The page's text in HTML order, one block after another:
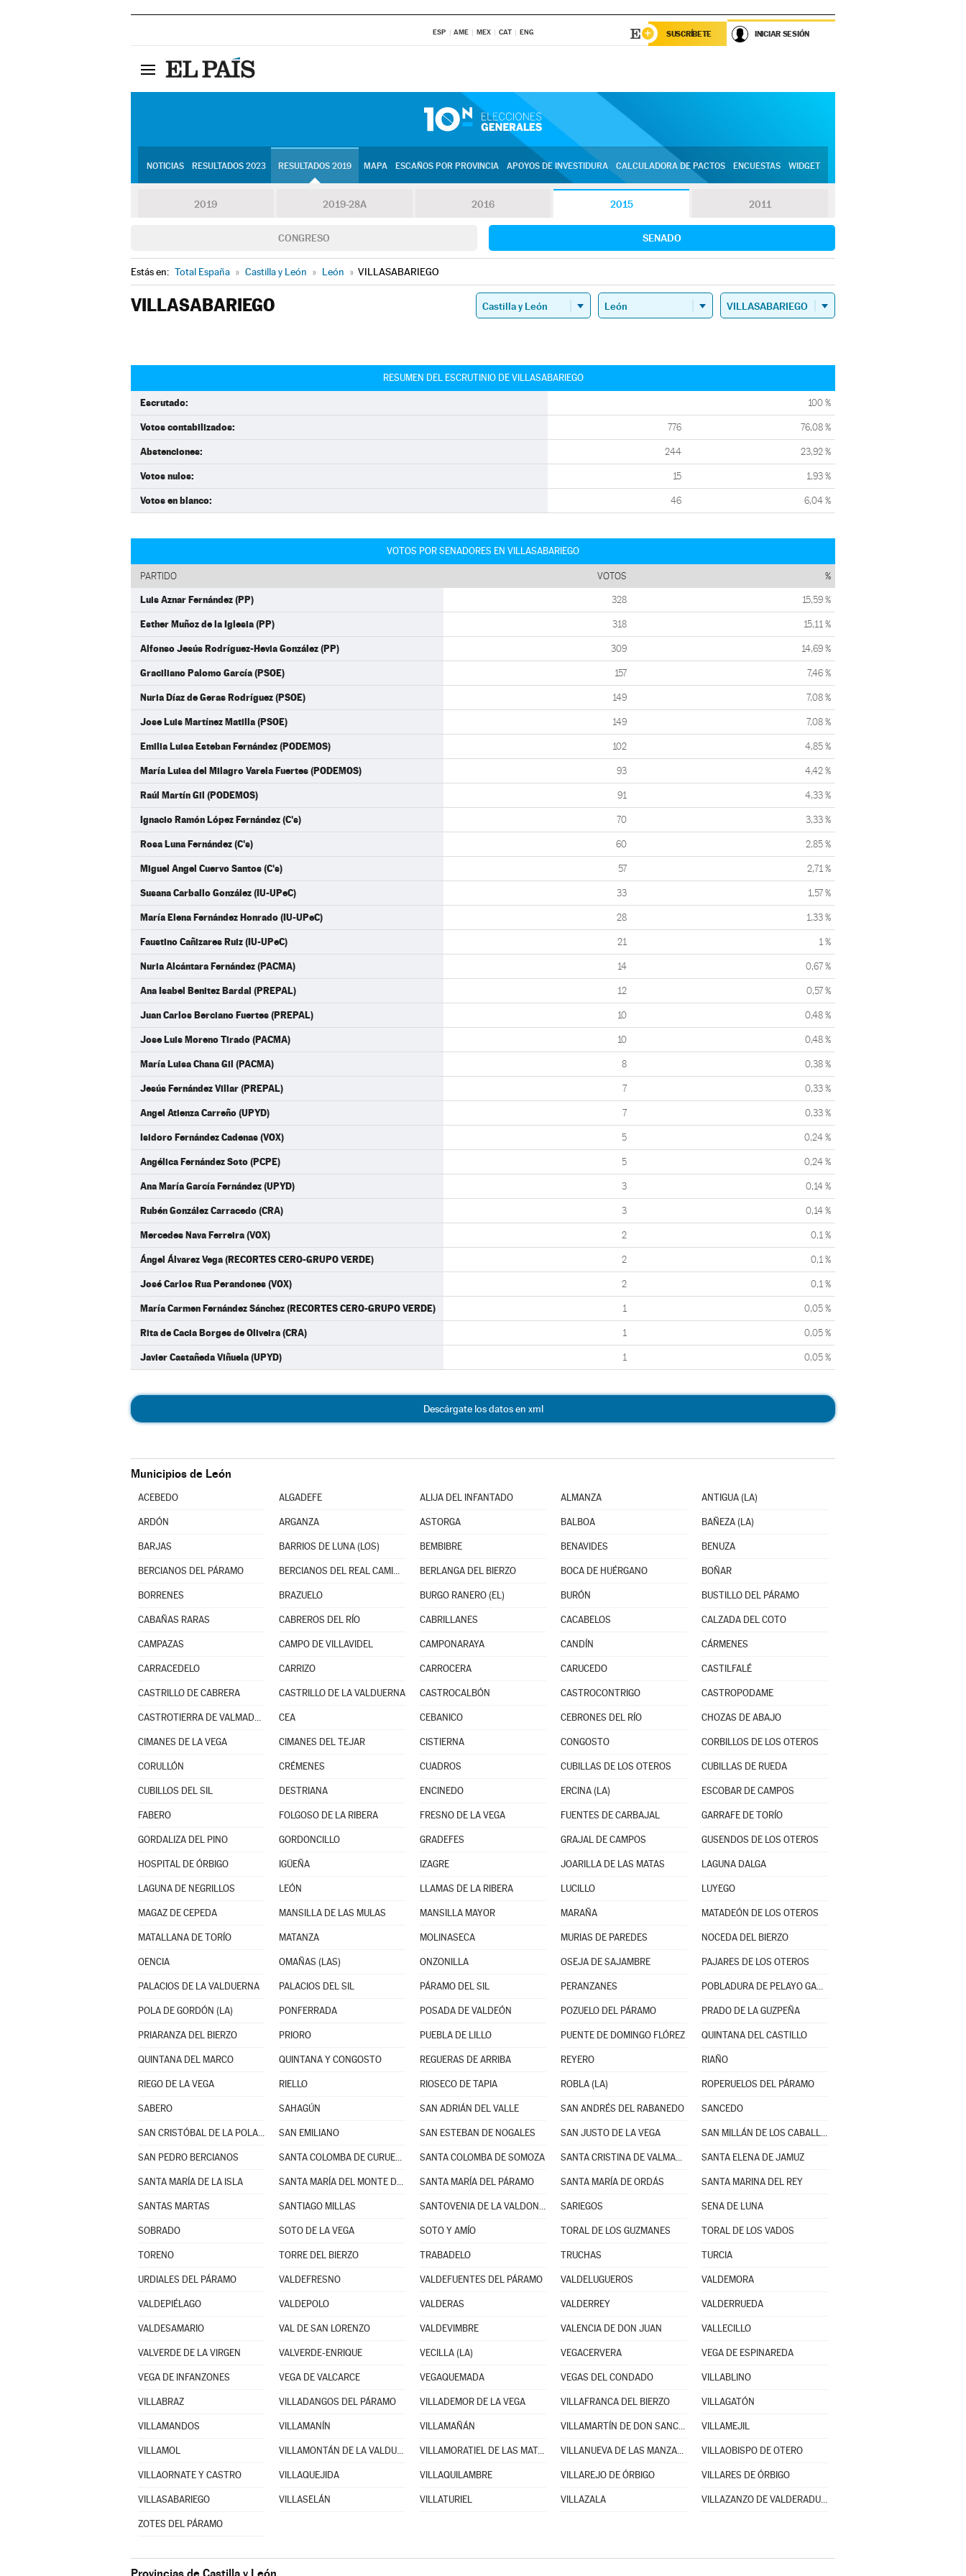
ESP AME MEX CAT ENG SUSCRÍBETE INICIAR SESIÓN
NOTICIAS RESULTADOS 2023 RESULTADOS 2019 MAPA ESCAÑOS POR PROVINCIA APOYOS DE INVESTIDURA CALCULADORA DE PACTOS ENCUESTAS WIDGET
2019 2019-28A 2016 2015 2011
CONGRESO SENADO
Estás en: Total España » Castilla y León » León » VILLASABARIEGO
VILLASABARIEGO
RESUMEN DEL ESCRUTINIO DE VILLASABARIEGO
Escrutado: 100 %
Votos contabilizados: 776 76,08 %
Abstenciones: 244 23,92 %
Votos nulos: 15 1,93 %
Votos en blanco: 46 6,04 %
VOTOS POR SENADORES EN VILLASABARIEGO
PARTIDO VOTOS %
Luis Aznar Fernández (PP) 328 15,59 %
Esther Muñoz de la Iglesia (PP) 318 15,11 %
Alfonso Jesús Rodríguez-Hevia González (PP) 309 14,69 %
Graciliano Palomo García (PSOE) 157 7,46 %
Nuria Díaz de Geras Rodríguez (PSOE) 149 7,08 %
Jose Luis Martínez Matilla (PSOE) 149 7,08 %
Emilia Luisa Esteban Fernández (PODEMOS) 102 4,85 %
María Luisa del Milagro Varela Fuertes (PODEMOS) 93 4,42 %
Raúl Martín Gil (PODEMOS) 91 4,33 %
Ignacio Ramón López Fernández (C's) 70 3,33 %
Rosa Luna Fernández (C's) 60 2,85 %
Miguel Angel Cuervo Santos (C's) 57 2,71 %
Susana Carballo González (IU-UPeC) 33 1,57 %
María Elena Fernández Honrado (IU-UPeC) 28 1,33 %
Faustino Cañizares Ruiz (IU-UPeC) 21 1 %
Nuria Alcántara Fernández (PACMA) 14 0,67 %
Ana Isabel Benitez Bardal (PREPAL) 12 0,57 %
Juan Carlos Berciano Fuertes (PREPAL) 10 0,48 %
Jose Luis Moreno Tirado (PACMA) 10 0,48 %
María Luisa Chana Gil (PACMA) 8 0,38 %
Jesús Fernández Villar (PREPAL) 7 0,33 %
Angel Atienza Carreño (UPYD) 7 0,33 %
Isidoro Fernández Cadenas (VOX) 5 0,24 %
Angélica Fernández Soto (PCPE) 5 0,24 %
Ana María García Fernández (UPYD) 3 0,14 %
Rubén González Carracedo (CRA) 3 0,14 %
Mercedes Nava Ferreira (VOX) 2 0,1 %
Ángel Álvarez Vega (RECORTES CERO-GRUPO VERDE) 2 0,1 %
José Carlos Rua Perandones (VOX) 2 0,1 %
María Carmen Fernández Sánchez (RECORTES CERO-GRUPO VERDE) 1 0,05 %
Rita de Cacia Borges de Oliveira (CRA) 1 0,05 %
Javier Castañeda Viñuela (UPYD) 1 0,05 %
Descárgate los datos en xml
Municipios de León
ACEBEDO ALGADEFE ALIJA DEL INFANTADO ALMANZA ANTIGUA (LA)
ARDÓN ARGANZA ASTORGA BALBOA BAÑEZA (LA)
BARJAS BARRIOS DE LUNA (LOS) BEMBIBRE BENAVIDES BENUZA
BERCIANOS DEL PÁRAMO BERCIANOS DEL REAL CAMINO BERLANGA DEL BIERZO BOCA DE HUÉRGANO BOÑAR
BORRENES BRAZUELO BURGO RANERO (EL) BURÓN BUSTILLO DEL PÁRAMO
CABAÑAS RARAS CABREROS DEL RÍO CABRILLANES CACABELOS CALZADA DEL COTO
CAMPAZAS CAMPO DE VILLAVIDEL CAMPONARAYA CANDÍN CÁRMENES
CARRACEDELO CARRIZO CARROCERA CARUCEDO CASTILFALÉ
CASTRILLO DE CABRERA CASTRILLO DE LA VALDUERNA CASTROCALBÓN CASTROCONTRIGO CASTROPODAME
CASTROTIERRA DE VALMADRIGAL CEA CEBANICO CEBRONES DEL RÍO CHOZAS DE ABAJO
CIMANES DE LA VEGA CIMANES DEL TEJAR CISTIERNA CONGOSTO CORBILLOS DE LOS OTEROS
CORULLÓN CRÉMENES CUADROS CUBILLAS DE LOS OTEROS CUBILLAS DE RUEDA
CUBILLOS DEL SIL DESTRIANA ENCINEDO ERCINA (LA) ESCOBAR DE CAMPOS
FABERO FOLGOSO DE LA RIBERA FRESNO DE LA VEGA FUENTES DE CARBAJAL GARRAFE DE TORÍO
GORDALIZA DEL PINO GORDONCILLO GRADEFES GRAJAL DE CAMPOS GUSENDOS DE LOS OTEROS
HOSPITAL DE ÓRBIGO IGÜEÑA IZAGRE JOARILLA DE LAS MATAS LAGUNA DALGA
LAGUNA DE NEGRILLOS LEÓN LLAMAS DE LA RIBERA LUCILLO LUYEGO
MAGAZ DE CEPEDA MANSILLA DE LAS MULAS MANSILLA MAYOR MARAÑA MATADEÓN DE LOS OTEROS
MATALLANA DE TORÍO MATANZA MOLINASECA MURIAS DE PAREDES NOCEDA DEL BIERZO
OENCIA OMAÑAS (LAS) ONZONILLA OSEJA DE SAJAMBRE PAJARES DE LOS OTEROS
PALACIOS DE LA VALDUERNA PALACIOS DEL SIL PÁRAMO DEL SIL PERANZANES POBLADURA DE PELAYO GARCÍA
POLA DE GORDÓN (LA) PONFERRADA POSADA DE VALDEÓN POZUELO DEL PÁRAMO PRADO DE LA GUZPEÑA
PRIARANZA DEL BIERZO PRIORO PUEBLA DE LILLO PUENTE DE DOMINGO FLÓREZ QUINTANA DEL CASTILLO
QUINTANA DEL MARCO QUINTANA Y CONGOSTO REGUERAS DE ARRIBA REYERO RIAÑO
RIEGO DE LA VEGA RIELLO RIOSECO DE TAPIA ROBLA (LA) ROPERUELOS DEL PÁRAMO
SABERO SAHAGÚN SAN ADRIÁN DEL VALLE SAN ANDRÉS DEL RABANEDO SANCEDO
SAN CRISTÓBAL DE LA POLANTERA SAN EMILIANO SAN ESTEBAN DE NOGALES SAN JUSTO DE LA VEGA SAN MILLÁN DE LOS CABALLEROS
SAN PEDRO BERCIANOS SANTA COLOMBA DE CURUEÑO SANTA COLOMBA DE SOMOZA SANTA CRISTINA DE VALMADRIGAL SANTA ELENA DE JAMUZ
SANTA MARÍA DE LA ISLA SANTA MARÍA DEL MONTE DE CEA SANTA MARÍA DEL PÁRAMO SANTA MARÍA DE ORDÁS SANTA MARINA DEL REY
SANTAS MARTAS SANTIAGO MILLAS SANTOVENIA DE LA VALDONCINA SARIEGOS SENA DE LUNA
SOBRADO SOTO DE LA VEGA SOTO Y AMÍO TORAL DE LOS GUZMANES TORAL DE LOS VADOS
TORENO TORRE DEL BIERZO TRABADELO TRUCHAS TURCIA
URDIALES DEL PÁRAMO VALDEFRESNO VALDEFUENTES DEL PÁRAMO VALDELUGUEROS VALDEMORA
VALDEPIÉLAGO VALDEPOLO VALDERAS VALDERREY VALDERRUEDA
VALDESAMARIO VAL DE SAN LORENZO VALDEVIMBRE VALENCIA DE DON JUAN VALLECILLO
VALVERDE DE LA VIRGEN VALVERDE-ENRIQUE VECILLA (LA) VEGACERVERA VEGA DE ESPINAREDA
VEGA DE INFANZONES VEGA DE VALCARCE VEGAQUEMADA VEGAS DEL CONDADO VILLABLINO
VILLABRAZ VILLADANGOS DEL PÁRAMO VILLADEMOR DE LA VEGA VILLAFRANCA DEL BIERZO VILLAGATÓN
VILLAMANDOS VILLAMANÍN VILLAMAÑÁN VILLAMARTÍN DE DON SANCHO VILLAMEJIL
VILLAMOL VILLAMONTÁN DE LA VALDUERNA VILLAMORATIEL DE LAS MATAS VILLANUEVA DE LAS MANZANAS VILLAOBISPO DE OTERO
VILLAORNATE Y CASTRO VILLAQUEJIDA VILLAQUILAMBRE VILLAREJO DE ÓRBIGO VILLARES DE ÓRBIGO
VILLASABARIEGO VILLASELÁN VILLATURIEL VILLAZALA VILLAZANZO DE VALDERADUEY
ZOTES DEL PÁRAMO